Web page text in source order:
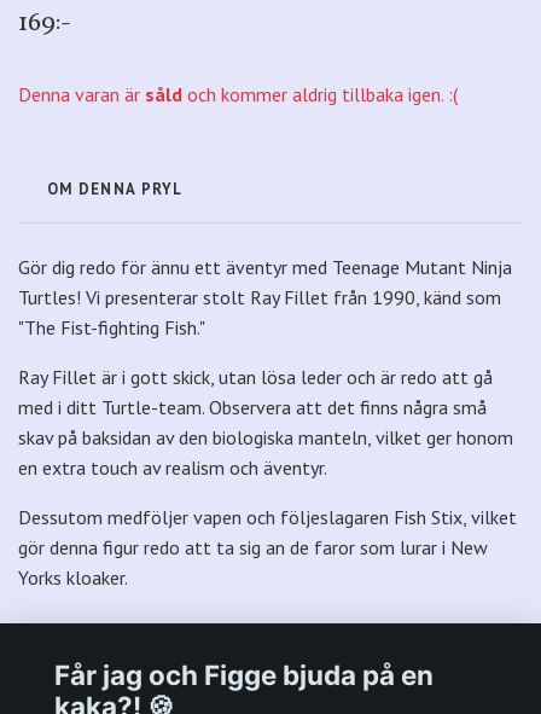
169:-
Denna varan är såld och kommer aldrig tillbaka igen. :(
OM DENNA PRYL
Gör dig redo för ännu ett äventyr med Teenage Mutant Ninja
Turtles! Vi presenterar stolt Ray Fillet från 1990, känd som
"The Fist-fighting Fish."
Ray Fillet är i gott skick, utan lösa leder och är redo att gå
med i ditt Turtle-team. Observera att det finns några små
skav på baksidan av den biologiska manteln, vilket ger honom
en extra touch av realism och äventyr.
Dessutom medföljer vapen och följeslagaren Fish Stix, vilket
gör denna figur redo att ta sig an de faror som lurar i New
Yorks kloaker.
Får jag och Figge bjuda på en
kaka?! 🍪